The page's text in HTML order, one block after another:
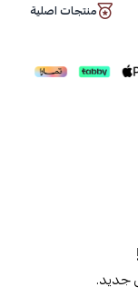
منتجات اصلية
جديد.